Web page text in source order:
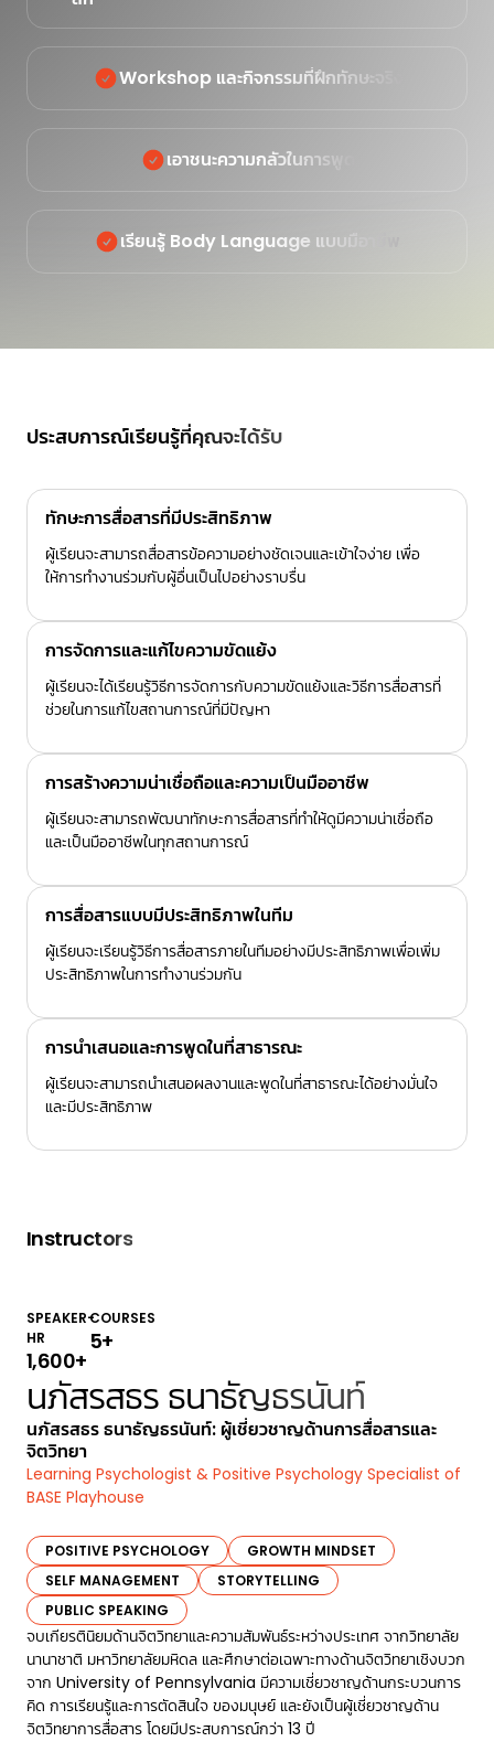
Workshop และกิจกรรมที่ฝึกทักษะจริง
เอาชนะความกลัวในการพูด
เรียนรู้ Body Language แบบมือาชีพ
ประสบการณ์เรียนรู้ที่คุณจะได้รับ
ทักษะการสื่อสารที่มีประสิทธิภาพ
ผู้เรียนจะสามารถสื่อสารข้อความอย่างชัดเจนและเข้าใจง่าย เพื่อ
ให้การทำงานร่วมกับผู้อื่นเป็นไปอย่างราบรื่น
การจัดการและแก้ไขความขัดแย้ง
ผู้เรียนจะได้เรียนรู้วิธีการจัดการกับความขัดแย้งและวิธีการสื่อสารที่
ช่วยในการแก้ไขสถานการณ์ที่มีปัญหา
การสร้างความน่าเชื่อถือและความเป็นมืออาชีพ
ผู้เรียนจะสามารถพัฒนาทักษะการสื่อสารที่ทำให้ดูมีความน่าเชื่อถือ
และเป็นมืออาชีพในทุกสถานการณ์
การสื่อสารแบบมีประสิทธิภาพในทีม
ผู้เรียนจะเรียนรู้วิธีการสื่อสารภายในทีมอย่างมีประสิทธิภาพเพื่อเพิ่ม
ประสิทธิภาพในการทำงานร่วมกัน
การนำเสนอและการพูดในที่สาธารณะ
ผู้เรียนจะสามารถนำเสนอผลงานและพูดในที่สาธารณะได้อย่างมั่นใจ
และมีประสิทธิภาพ
Instructors
นภัสรสธร ธนาธัญธรนันท์
นภัสรสธร ธนาธัญธรนันท์: ผู้เชี่ยวชาญด้านการสื่อสารและ
จิตวิทยา
Learning Psychologist & Positive Psychology Specialist of
BASE Playhouse
POSITIVE PSYCHOLOGY
GROWTH MINDSET
SELF MANAGEMENT
STORYTELLING
PUBLIC SPEAKING
จบเกียรตินิยมด้านจิตวิทยาและความสัมพันธ์ระหว่างประเทศ จากวิทยาลัย
นานาชาติ มหาวิทยาลัยมหิดล และศึกษาต่อเฉพาะทางด้านจิตวิทยาเชิงบวก
จาก University of Pennsylvania มีความเชี่ยวชาญด้านกระบวนการ
คิด การเรียนรู้และการตัดสินใจ ของมนุษย์ และยังเป็นผู้เชี่ยวชาญด้าน
จิตวิทยาการสื่อสาร โดยมีประสบการณ์กว่า 13 ปี
SPEAKER-
HR
1,600+
COURSES
5+